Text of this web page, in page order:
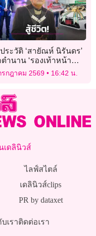
ประวัติ ‘สายัณห์ นิรันดร’
ตำนาน ‘รองเท้าหน้า
สู่โรครุมเร้า สู้ชีวิตจน
รถป้ายแดงสำเร็จ!
รกฎาคม 2569 16:42 น.
เดลินิวส์
ไลฟ์สไตล์
เดลินิวส์clips
PR by dataxet
เราติดต่อเรา